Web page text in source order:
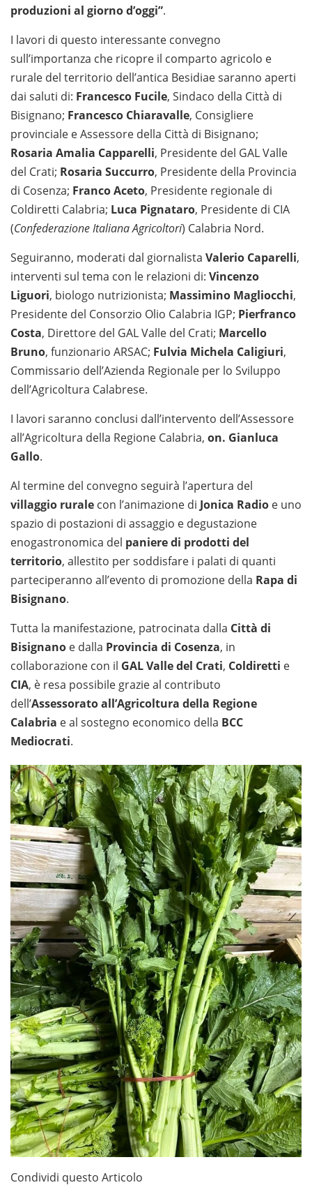
produzioni al giorno d’oggi”.
I lavori di questo interessante convegno
sull’importanza che ricopre il comparto agricolo e
rurale del territorio dell’antica Besidiae saranno aperti
dai saluti di: Francesco Fucile, Sindaco della Città di
Bisignano; Francesco Chiaravalle, Consigliere
provinciale e Assessore della Città di Bisignano;
Rosaria Amalia Capparelli, Presidente del GAL Valle
del Crati; Rosaria Succurro, Presidente della Provincia
di Cosenza; Franco Aceto, Presidente regionale di
Coldiretti Calabria; Luca Pignataro, Presidente di CIA
(Confederazione Italiana Agricoltori) Calabria Nord.
Seguiranno, moderati dal giornalista Valerio Caparelli,
interventi sul tema con le relazioni di: Vincenzo
Liguori, biologo nutrizionista; Massimino Magliocchi,
Presidente del Consorzio Olio Calabria IGP; Pierfranco
Costa, Direttore del GAL Valle del Crati; Marcello
Bruno, funzionario ARSAC; Fulvia Michela Caligiuri,
Commissario dell’Azienda Regionale per lo Sviluppo
dell’Agricoltura Calabrese.
I lavori saranno conclusi dall’intervento dell’Assessore
all’Agricoltura della Regione Calabria, on. Gianluca
Gallo.
Al termine del convegno seguirà l’apertura del
villaggio rurale con l’animazione di Jonica Radio e uno
spazio di postazioni di assaggio e degustazione
enogastronomica del paniere di prodotti del
territorio, allestito per soddisfare i palati di quanti
parteciperanno all’evento di promozione della Rapa di
Bisignano.
Tutta la manifestazione, patrocinata dalla Città di
Bisignano e dalla Provincia di Cosenza, in
collaborazione con il GAL Valle del Crati, Coldiretti e
CIA, è resa possibile grazie al contributo
dell’Assessorato all’Agricoltura della Regione
Calabria e al sostegno economico della BCC
Mediocrati.
Condividi questo Articolo